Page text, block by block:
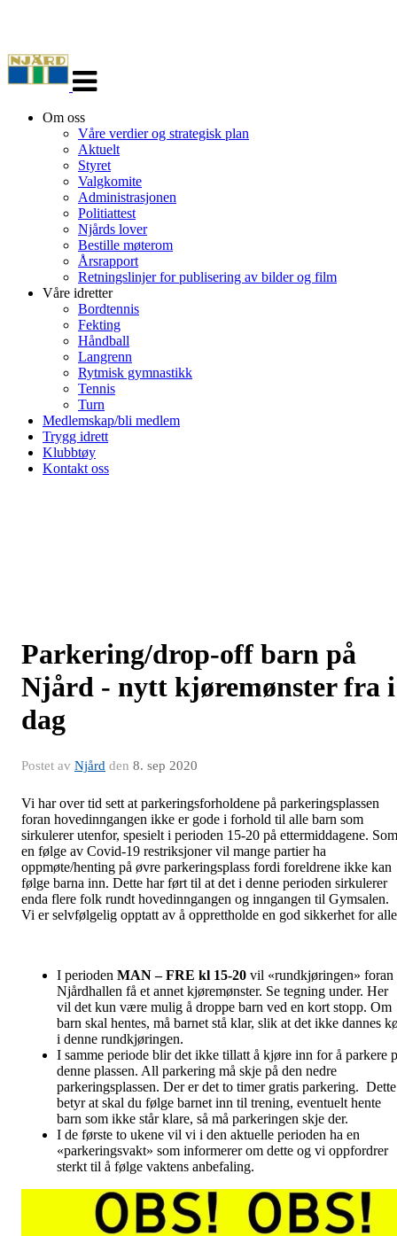
navigasjon
Om oss
Våre verdier og strategisk plan
Aktuelt
Styret
Valgkomite
Administrasjonen
Politiattest
Njårds lover
Bestille møterom
Årsrapport
Retningslinjer for publisering av bilder og film
Våre idretter
Bordtennis
Fekting
Håndball
Langrenn
Rytmisk gymnastikk
Tennis
Turn
Medlemskap/bli medlem
Trygg idrett
Klubbtøy
Kontakt oss
Parkering/drop-off barn på
Njård - nytt kjøremønster fra i
dag
Postet av Njård den 8. sep 2020
Vi har over tid sett at parkeringsforholdene på parkeringsplassen
foran hovedinngangen ikke er gode i forhold til alle barn som
sirkulerer utenfor, spesielt i perioden 15-20 på ettermiddagene. Som
en følge av Covid-19 restriksjoner vil mange partier ha
oppmøte/henting på øvre parkeringsplass fordi foreldrene ikke kan
følge barna inn. Dette har ført til at det i denne perioden sirkulerer
enda flere folk rundt hovedinngangen og inngangen til Gymsalen.
Vi er selvfølgelig opptatt av å opprettholde en god sikkerhet for
I perioden MAN – FRE kl 15-20 vil «rundkjøringen» foran
Njårdhallen få et annet kjøremønster. Se tegning under. Her
vil det kun være mulig å droppe barn ved en kort stopp. Om
barn skal hentes, må barnet stå klar, slik at det ikke dannes
i denne rundkjøringen.
I samme periode blir det ikke tillatt å kjøre inn for å parkere
denne plassen. All parkering må skje på den nedre
parkeringsplassen. Der er det to timer gratis parkering. Dette
betyr at skal du følge barnet inn til trening, eventuelt hente
barn som ikke står klare, så må parkeringen skje der.
I de første to ukene vil vi i den aktuelle perioden ha en
«parkeringsvakt» som informerer om dette og vi oppfordrer
sterkt til å følge vaktens anbefaling.